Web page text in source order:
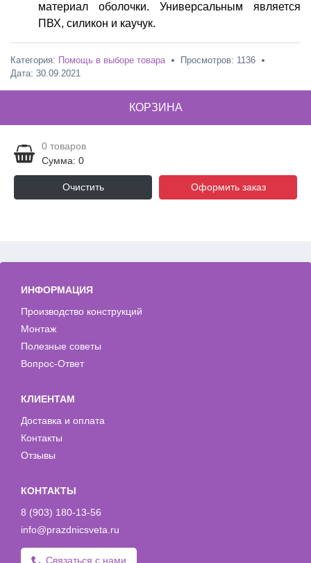
материал оболочки. Универсальным является
ПВХ, силикон и каучук.
Категория: Помощь в выборе товара
Просмотров: 1136
Дата: 30.09.2021
КОРЗИНА
0 товаров
Сумма: 0
Очистить Оформить заказ
ИНФОРМАЦИЯ
Производство конструкций
Монтаж
Полезные советы
Вопрос-Ответ
КЛИЕНТАМ
Доставка и оплата
Контакты
Отзывы
КОНТАКТЫ
8 (903) 180-13-56
info@prazdnicsveta.ru
Связаться с нами